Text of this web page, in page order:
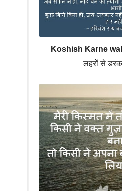
Koshish Karne
लहरों से